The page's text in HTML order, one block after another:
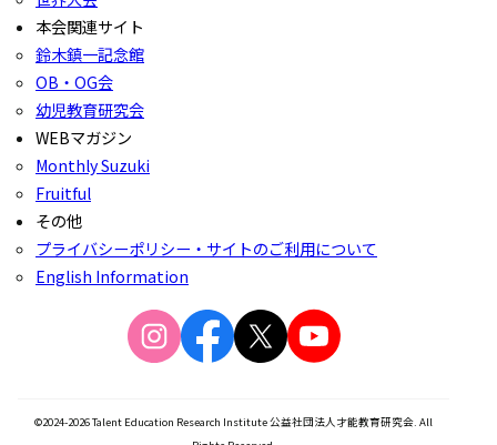
本会関連サイト
鈴木鎮一記念館
OB・OG会
幼児教育研究会
WEBマガジン
Monthly Suzuki
Fruitful
その他
プライバシーポリシー・サイトのご利用について
English Information
©2024-2026 Talent Education Research Institute 公益社団法人才能教育研究会. All